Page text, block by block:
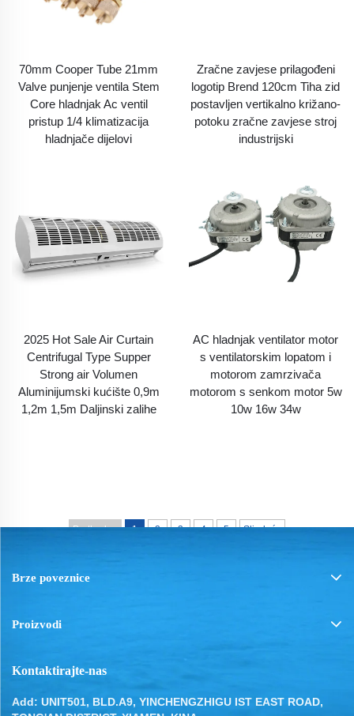
70mm Cooper Tube 21mm
Valve punjenje ventila Stem
Core hladnjak Ac ventil
pristup 1/4 klimatizacija
hladnjače dijelovi
Zračne zavjese prilagođeni
logotip Brend 120cm Tiha zid
postavljen vertikalno križano-
potoku zračne zavjese stroj
industrijski
2025 Hot Sale Air Curtain
Centrifugal Type Supper
Strong air Volumen
Aluminijumski kućište 0,9m
1,2m 1,5m Daljinski zalihe
AC hladnjak ventilator motor
s ventilatorskim lopatom i
motorom zamrzivača
motorom s senkom motor 5w
10w 16w 34w
Prethodno 1 2 3 4 5 Sljedeće
Brze poveznice
Proizvodi
Kontaktirajte-nas
Add: UNIT501, BLD.A9, YINCHENGZHIGU IST EAST ROAD,